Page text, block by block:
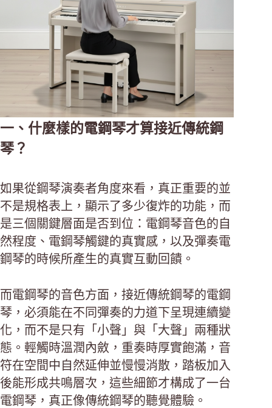
一、什麼樣的電鋼琴才算接近傳統鋼
琴？
如果從鋼琴演奏者角度來看，真正重要的並
不是規格表上，顯示了多少復炸的功能，而
是三個關鍵層面是否到位：電鋼琴音色的自
然程度、電鋼琴觸鍵的真實感，以及彈奏電
鋼琴的時候所產生的真實互動回饋。
而電鋼琴的音色方面，接近傳統鋼琴的電鋼
琴，必須能在不同彈奏的力道下呈現連續變
化，而不是只有「小聲」與「大聲」兩種狀
態。輕觸時溫潤內斂，重奏時厚實飽滿，音
符在空間中自然延伸並慢慢消散，踏板加入
後能形成共鳴層次，這些細節才構成了一台
電鋼琴，真正像傳統鋼琴的聽覺體驗。